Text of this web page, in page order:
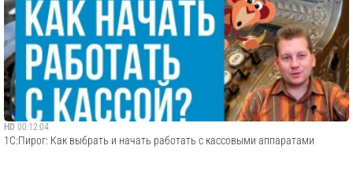
HD 00:12:04
1С:Пирог: Как выбрать и начать работать с кассовыми аппаратами